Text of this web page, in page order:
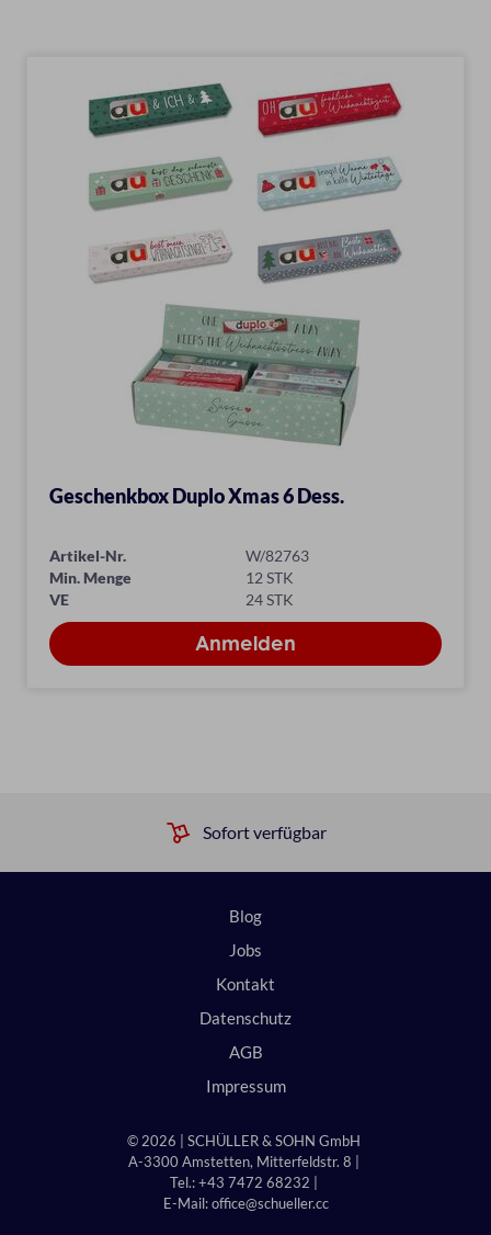
Geschenkbox Duplo Xmas 6 Dess.
Artikel-Nr.
W/82763
Min. Menge
12 STK
VE
24 STK
Sofort verfügbar
© 2026 | SCHÜLLER & SOHN GmbH
A-3300 Amstetten, Mitterfeldstr. 8 |
Tel.: +43 7472 68232 |
E-Mail:office@schueller.cc
Blog
Jobs
Kontakt
Datenschutz
AGB
Impressum